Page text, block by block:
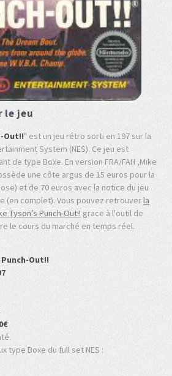
le jeu
Out!!" est un jeu rétro sorti en 197 sur la
System (NES). Ce jeu est
de type Boxe. En version FRA/FAH ,Mike
une côte argus de 15 euros pour la
et de 70 euros avec la notice du jeu
(en complet). Vous pouvez retrouverla
Tyson’s Punch-Out!! grace à l'outil de
le cours du marché en temps réel.
Punch-Out!!
type Boxe du full set NES :